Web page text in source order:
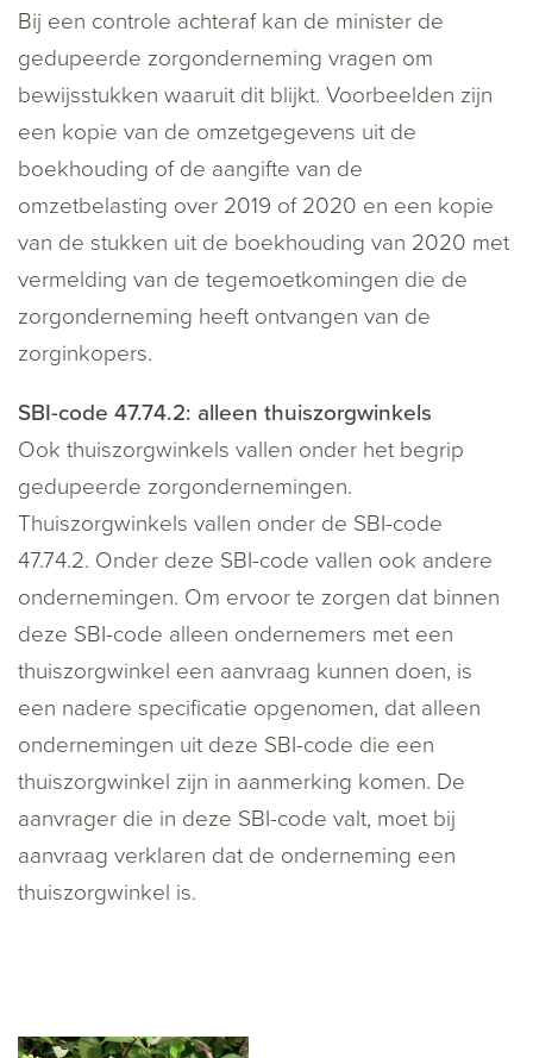
Bij een controle achteraf kan de minister de
gedupeerde zorgonderneming vragen om
bewijsstukken waaruit dit blijkt. Voorbeelden zijn
een kopie van de omzetgegevens uit de
boekhouding of de aangifte van de
omzetbelasting over 2019 of 2020 en een kopie
van de stukken uit de boekhouding van 2020 met
vermelding van de tegemoetkomingen die de
zorgonderneming heeft ontvangen van de
zorginkopers.
SBI-code 47.74.2: alleen thuiszorgwinkels
Ook thuiszorgwinkels vallen onder het begrip
gedupeerde zorgondernemingen.
Thuiszorgwinkels vallen onder de SBI-code
47.74.2. Onder deze SBI-code vallen ook andere
ondernemingen. Om ervoor te zorgen dat binnen
deze SBI-code alleen ondernemers met een
thuiszorgwinkel een aanvraag kunnen doen, is
een nadere specificatie opgenomen, dat alleen
ondernemingen uit deze SBI-code die een
thuiszorgwinkel zijn in aanmerking komen. De
aanvrager die in deze SBI-code valt, moet bij
aanvraag verklaren dat de onderneming een
thuiszorgwinkel is.